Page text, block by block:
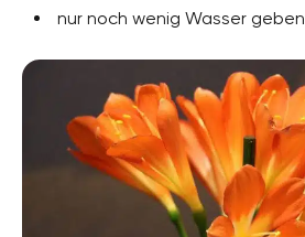
nur noch wenig Wasser geben